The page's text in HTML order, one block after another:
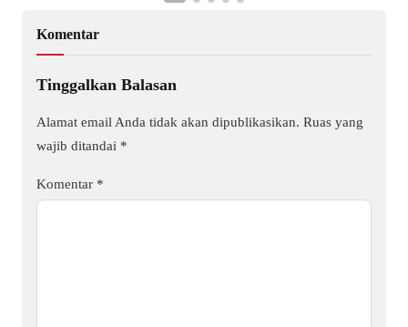
Komentar
Tinggalkan Balasan
Alamat email Anda tidak akan dipublikasikan. Ruas yang
wajib ditandai *
Komentar *